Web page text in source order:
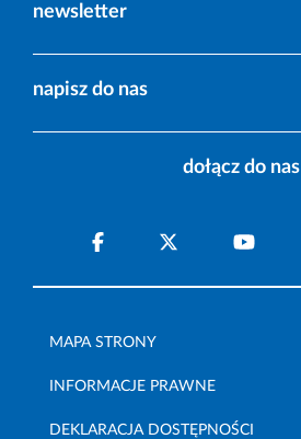
newsletter
napisz do nas
dołącz do nas
MAPA STRONY
INFORMACJE PRAWNE
DEKLARACJA DOSTĘPNOŚCI